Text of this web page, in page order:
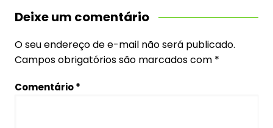
Deixe um comentário
O seu endereço de e-mail não será publicado.
Campos obrigatórios são marcados com *
Comentário*